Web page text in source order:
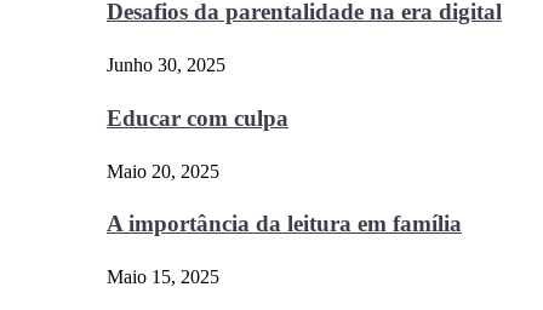
Desafios da parentalidade na era digital
Junho 30, 2025
Educar com culpa
Maio 20, 2025
A importância da leitura em família
Maio 15, 2025